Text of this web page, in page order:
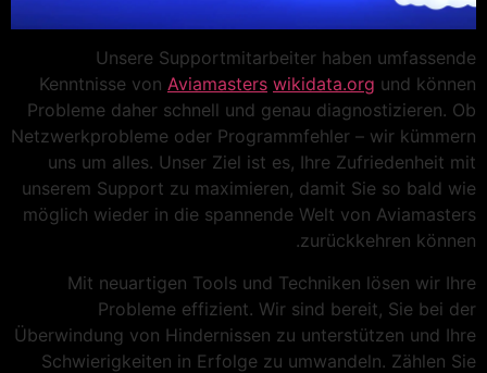
Unsere Supportmitarbeiter haben umfassende
Kenntnisse von Aviamasters wikidata.org und können
Probleme daher schnell und genau diagnostizieren. Ob
Netzwerkprobleme oder Programmfehler – wir kümmern
uns um alles. Unser Ziel ist es, Ihre Zufriedenheit mit
unserem Support zu maximieren, damit Sie so bald wie
möglich wieder in die spannende Welt von Aviamasters
zurückkehren können.
Mit neuartigen Tools und Techniken lösen wir Ihre
Probleme effizient. Wir sind bereit, Sie bei der
Überwindung von Hindernissen zu unterstützen und Ihre
Schwierigkeiten in Erfolge zu umwandeln. Zählen Sie